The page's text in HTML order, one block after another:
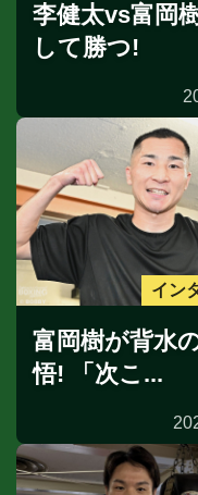
李健太vs富岡
して勝つ!
イン
富岡樹が背水
悟! 「次こ...